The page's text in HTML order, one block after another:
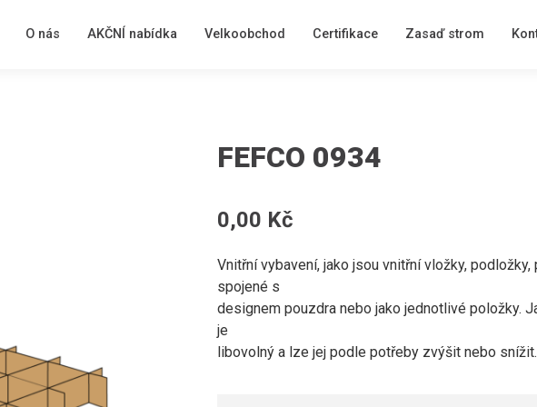
O nás AKČNÍ nabídka Velkoobchod Certifikace Zasaď strom
FEFCO 0934
0,00 Kč
Vnitřní vybavení, jako jsou vnitřní vložky, podložky,
spojené s
designem pouzdra nebo jako jednotlivé položky.
je
libovolný a lze jej podle potřeby zvýšit nebo snížit.